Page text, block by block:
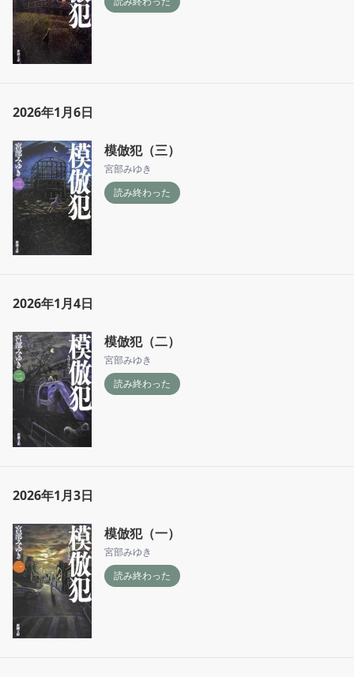
2026年1月6日
模倣犯（三）
宮部みゆき
読み終わった
2026年1月4日
模倣犯（二）
宮部みゆき
読み終わった
2026年1月3日
模倣犯（一）
宮部みゆき
読み終わった